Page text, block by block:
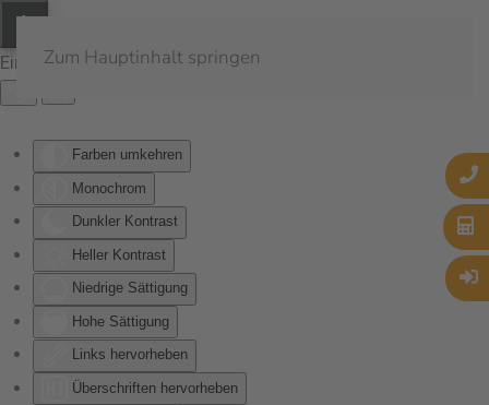
Eingabehilfen öffnen
Farben umkehren
Monochrom
Dunkler Kontrast
Heller Kontrast
Niedrige Sättigung
Hohe Sättigung
Links hervorheben
Überschriften hervorheben
Zum Hauptinhalt springen